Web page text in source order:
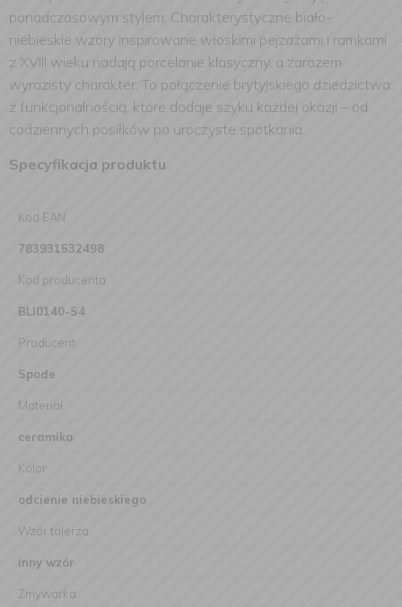
ponadczasowym stylem. Charakterystyczne biało-
niebieskie wzory inspirowane włoskimi pejzażami i ramkami
z XVIII wieku nadają porcelanie klasyczny, a zarazem
wyrazisty charakter. To połączenie brytyjskiego dziedzictwa
z funkcjonalnością, które dodaje szyku każdej okazji – od
codziennych posiłków po uroczyste spotkania.
Specyfikacja produktu
Kod EAN
783931532498
Kod producenta
BLI0140-S4
Producent
Spode
Materiał
ceramika
Kolor
odcienie niebieskiego
Wzór talerza
inny wzór
Zmywarka